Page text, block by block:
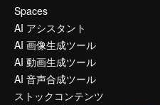
Spaces
AI アシスタント
AI 画像生成ツール
AI 動画生成ツール
AI 音声合成ツール
ストックコンテンツ